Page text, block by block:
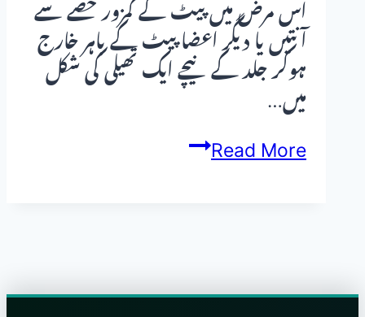
اس مرض میں پیٹ کے کمزور حصے سے
آنتیں یا دیگر اعضا پیٹ کے باہر خارج
ہوکر جلد کے نیچے ایک تھیلی کی شکل
میں…
Read Moreہرنیا
بغیر